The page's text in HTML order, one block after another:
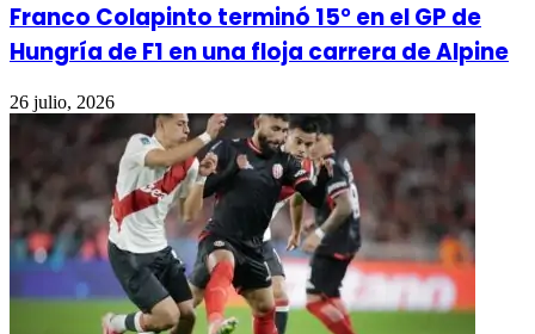
Franco Colapinto terminó 15° en el GP de
Hungría de F1 en una floja carrera de Alpine
26 julio, 2026